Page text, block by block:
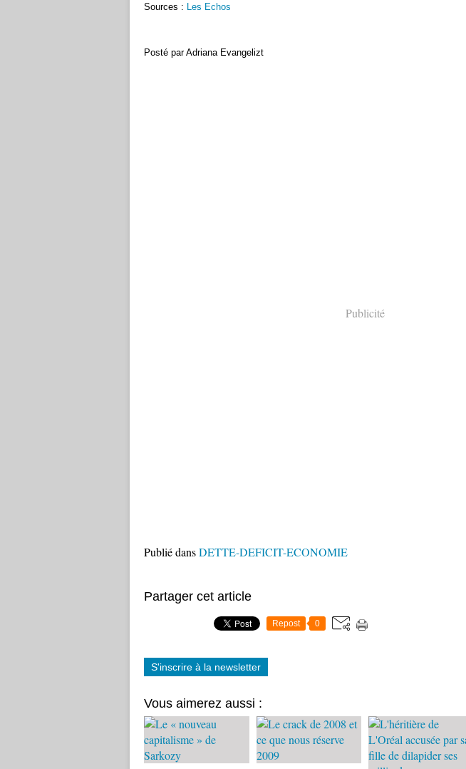
Sources : Les Echos
Posté par Adriana Evangelizt
Publicité
Publié dansDETTE-DEFICIT-ECONOMIE
Partager cet article
Repost 0
S'inscrire à la newsletter
Vous aimerez aussi :